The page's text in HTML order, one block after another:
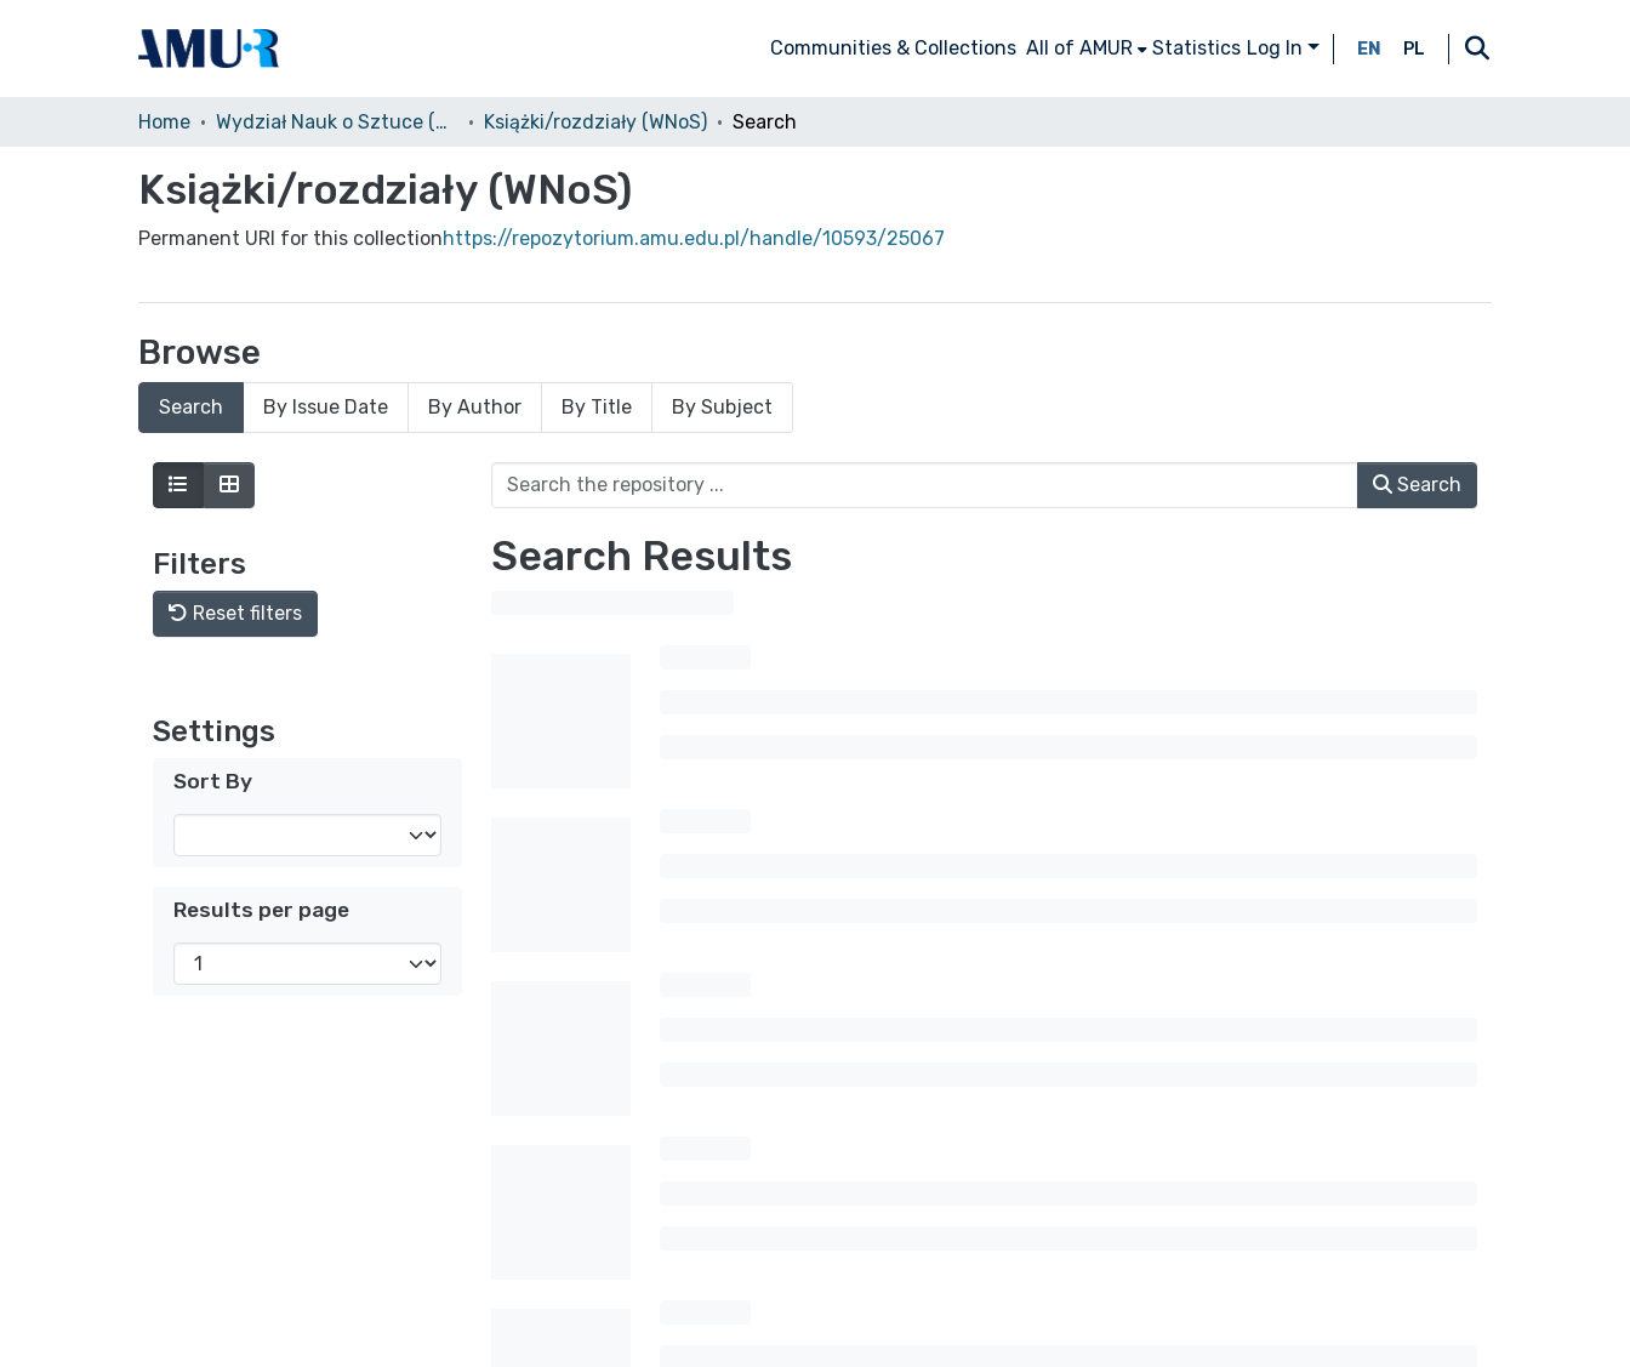
Communities & Collections All of AMUR Statistics Log In EN PL
Home Wydział Nauk o Sztuce (WNoS) Książki/rozdziały (WNoS) Search
Książki/rozdziały (WNoS)
Permanent URI for this collectionhttps://repozytorium.amu.edu.pl/handle/10593/25067
Browse
Search By Issue Date By Author By Title By Subject
Filters
Reset filters
Settings
Sort By
Results per page
Search
Search Results